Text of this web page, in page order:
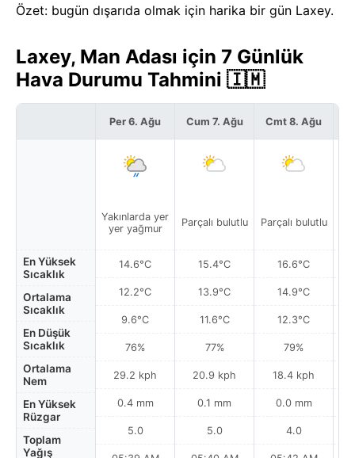
Özet: bugün dışarıda olmak için harika bir gün Laxey.
Laxey, Man Adası için 7 Günlük
Hava Durumu Tahmini 🇮🇲
En Yüksek
Sıcaklık
Ortalama
Sıcaklık
En Düşük
Sıcaklık
Ortalama
Nem
En Yüksek
Rüzgar
Toplam
Yağış
Per 6. Ağu
Yakınlarda yer
yer yağmur
14.6°C
12.2°C
9.6°C
76%
29.2 kph
0.4 mm
5.0
Cum 7. Ağu
Parçalı bulutlu
15.4°C
13.9°C
11.6°C
77%
20.9 kph
0.1 mm
5.0
Cmt 8. Ağu
Parçalı bulutlu
16.6°C
14.9°C
12.3°C
79%
18.4 kph
0.0 mm
4.0